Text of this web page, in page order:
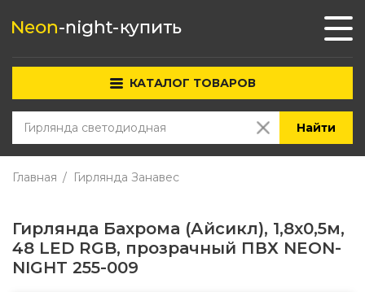
КАТАЛОГ ТОВАРОВ
Найти
Главная Гирлянда Занавес
Гирлянда Бахрома (Айсикл), 1,8х0,5м,
48 LED RGB, прозрачный ПВХ NEON-
NIGHT 255-009